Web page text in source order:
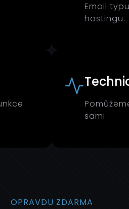
Email
hostingu.
sami.
OPRAVDU ZDARMA